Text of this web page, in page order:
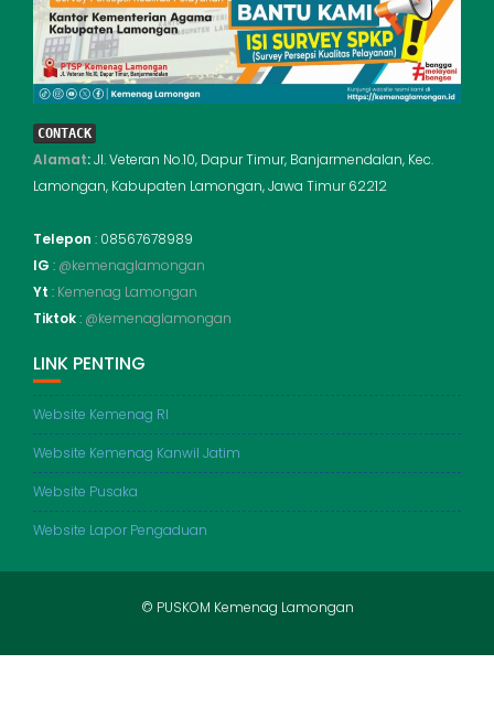
CONTACK
Alamat:Jl. Veteran No.10, Dapur Timur, Banjarmendalan, Kec.
Lamongan, Kabupaten Lamongan, Jawa Timur 62212
Telepon : 08567678989
IG : @kemenaglamongan
Yt : Kemenag Lamongan
Tiktok: @kemenaglamongan
LINK PENTING
Website Kemenag RI
Website Kemenag Kanwil Jatim
Website Pusaka
Website Lapor Pengaduan
© PUSKOM Kemenag Lamongan